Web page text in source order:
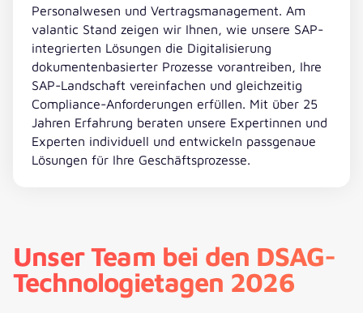
Personalwesen und Vertragsmanagement. Am
valantic Stand zeigen wir Ihnen, wie unsere SAP-
integrierten Lösungen die Digitalisierung
dokumentenbasierter Prozesse vorantreiben, Ihre
SAP-Landschaft vereinfachen und gleichzeitig
Compliance-Anforderungen erfüllen. Mit über 25
Jahren Erfahrung beraten unsere Expertinnen und
Experten individuell und entwickeln passgenaue
Lösungen für Ihre Geschäftsprozesse.
Unser Team bei den DSAG-
Technologietagen 2026